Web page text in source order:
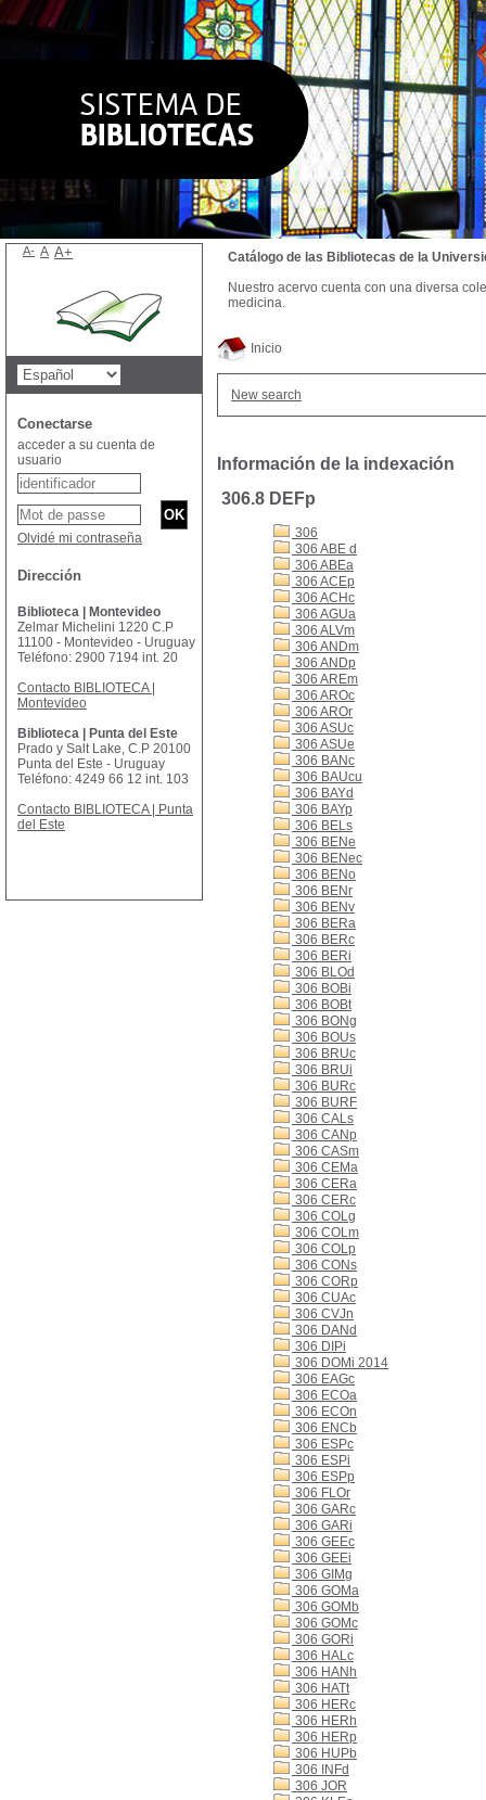
Inicio
New search
Información de la indexación
306.8 DEFp
306
306 ABE d
306 ABEa
306 ACEp
306 ACHc
306 AGUa
306 ALVm
306 ANDm
306 ANDp
306 AREm
306 AROc
306 AROr
306 ASUc
306 ASUe
306 BANc
306 BAUcu
306 BAYd
306 BAYp
306 BELs
306 BENe
306 BENec
306 BENo
306 BENr
306 BENv
306 BERa
306 BERc
306 BERi
306 BLOd
306 BOBi
306 BOBt
306 BONg
306 BOUs
306 BRUc
306 BRUi
306 BURc
306 BURF
306 CALs
306 CANp
306 CASm
306 CEMa
306 CERa
306 CERc
306 COLg
306 COLm
306 COLp
306 CONs
306 CORp
306 CUAc
306 CVJn
306 DANd
306 DIPi
306 DOMi 2014
306 EAGc
306 ECOa
306 ECOn
306 ENCb
306 ESPc
306 ESPi
306 ESPp
306 FLOr
306 GARc
306 GARi
306 GEEc
306 GEEi
306 GIMg
306 GOMa
306 GOMb
306 GOMc
306 GORi
306 HALc
306 HANh
306 HATt
306 HERc
306 HERh
306 HERp
306 HUPb
306 INFd
306 JOR
Catálogo de las Bibliotecas de la
Nuestro acervo cuenta con una diversa
medicina.
A- A A+
Conectarse
acceder a su cuenta de
usuario
Olvidé mi contraseña
Dirección
Biblioteca | Montevideo
Zelmar Michelini 1220 C.P
11100 - Montevideo - Uruguay
Teléfono: 2900 7194 int. 20
Contacto BIBLIOTECA |
Montevideo
Biblioteca | Punta del Este
Prado y Salt Lake, C.P 20100
Punta del Este - Uruguay
Teléfono: 4249 66 12 int. 103
Contacto BIBLIOTECA | Punta
del Este